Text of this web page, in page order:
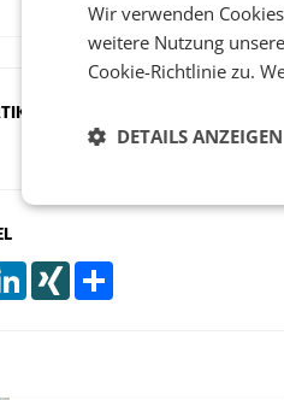
LinkedInXING
Wir verwenden
weitere Nutzung
Cookie-Richtlinie zu.
DETAILS ANZEIGEN